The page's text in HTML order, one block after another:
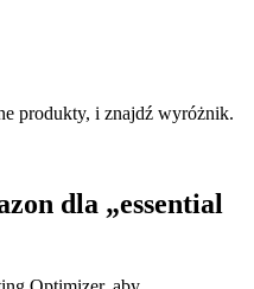
produkty, i znajdź wyróżnik.
dla „essential